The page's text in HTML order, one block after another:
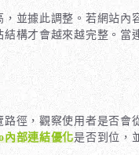
並據此調整。若網站內
構才會越來越完整。當
徑，觀察使用者是否會
內部連結優化是否到位，